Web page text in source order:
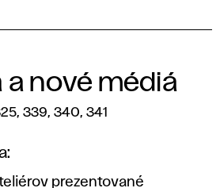
a nové médiá
339, 340, 341
prezentované